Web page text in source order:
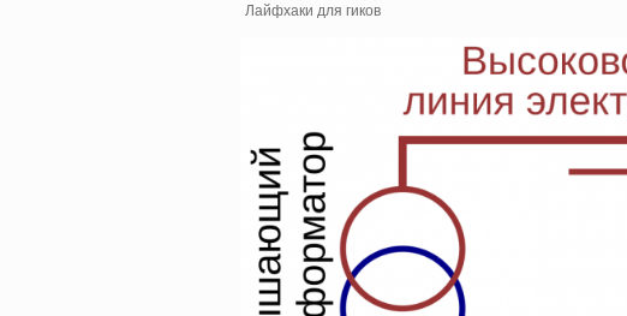
Лайфхаки для гиков